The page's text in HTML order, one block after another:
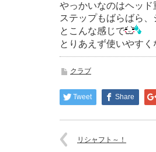
やっかいなのはヘッ
ステップもばらばら
とこんな感じで
とりあえず使いやす
クラブ
Tweet Share
リシャフト～！